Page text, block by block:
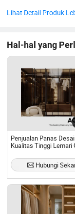
kemewahan
Lihat Detail Produk
Hal-hal yang
Penjualan Panas
Kualitas Tinggi Lemari
Hubungi